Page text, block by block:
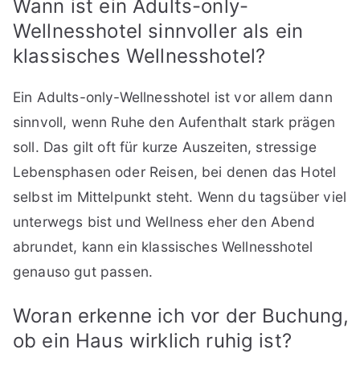
Wann ist ein Adults-only-
Wellnesshotel sinnvoller als ein
klassisches Wellnesshotel?
Ein Adults-only-Wellnesshotel ist vor allem dann
sinnvoll, wenn Ruhe den Aufenthalt stark prägen
soll. Das gilt oft für kurze Auszeiten, stressige
Lebensphasen oder Reisen, bei denen das Hotel
selbst im Mittelpunkt steht. Wenn du tagsüber viel
unterwegs bist und Wellness eher den Abend
abrundet, kann ein klassisches Wellnesshotel
genauso gut passen.
Woran erkenne ich vor der Buchung,
ob ein Haus wirklich ruhig ist?